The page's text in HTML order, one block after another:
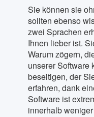
Sie können sie
sollten ebenso
zwei Sprachen
Ihnen lieber ist.
Warum zögern,
unserer Software
beseitigen, der
erfahren, dank
Software ist
innerhalb